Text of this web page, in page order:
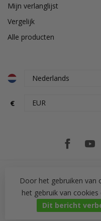
Mijn verlanglijst
Vergelijk
Alle producten
€
© Copyright
Door het gebruiken van
het gebruik van
Dit bericht